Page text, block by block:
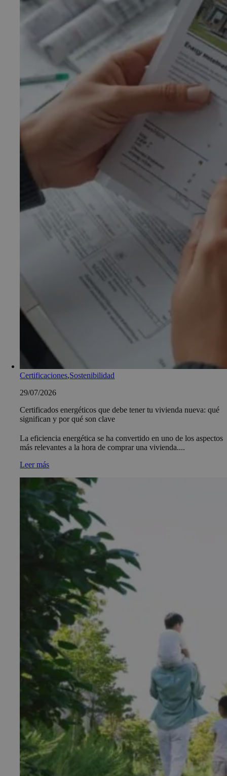
Certificaciones,Sostenibilidad
29/07/2026
Certificados energéticos que debe tener tu vivienda nueva: qué
significan y por qué son clave
La eficiencia energética se ha convertido en uno de los aspectos
más relevantes a la hora de comprar una vivienda....
Leer más